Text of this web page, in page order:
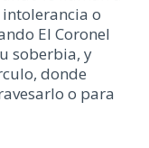
o
El Coronel
soberbia, y
donde
o para